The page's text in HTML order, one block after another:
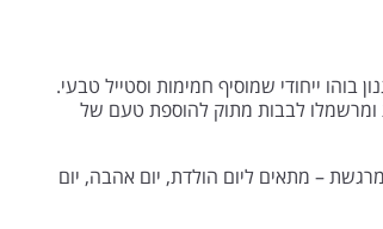
בוהו ייחודי שמוסיף חמימות וסטייל טבעי.
ומרשמלו לבבות מתוק להוספת טעם של
– מתאים ליום הולדת, יום אהבה, יום